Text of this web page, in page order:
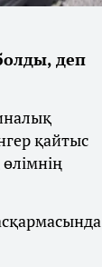
деп
қайтыс